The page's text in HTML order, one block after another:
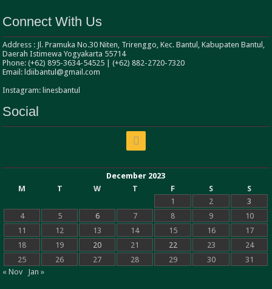
Connect With Us
Address : Jl. Pramuka No.30 Niten, Trirenggo, Kec. Bantul, Kabupaten Bantul,
Daerah Istimewa Yogyakarta 55714
Phone: (+62) 895-3634-54525 | (+62) 882-2720-7320
Email: ldiibantul@gmail.com
Instagram: linesbantul
Social
December 2023
M
T W T F S
S
1
2
3
4
5 6 7 8 9
10
11
12 13 14 15 16
17
18
19 20 21 22 23
24
25
26 27 28 29 30
31
« Nov
Jan »